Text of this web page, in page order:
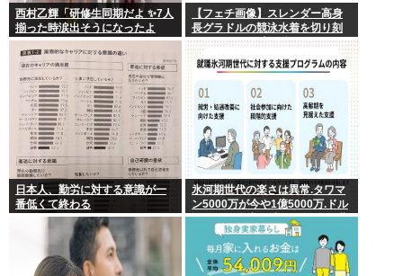
西村乙輝「研修生同期だよ ✨7人
揃った時涙出そうになったよ
ね」
【フェチ画像】スレンダー高身
長グラドルの競泳水着を切り刻
むとヌルヌル 大開脚×マッサージ
【鹿】
日本人、勤労に対する意識が一
番低くて終わる
氷河期世代の楽さは異常.タワマ
ン5000万が今や1億5000万.ドル
円80円で資産形成.マジで楽な世
代だったな